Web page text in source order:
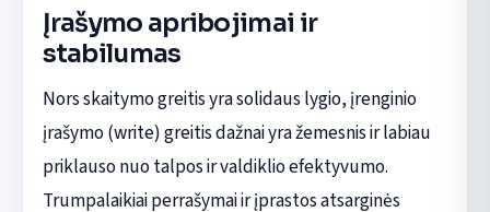
Įrašymo apribojimai ir
stabilumas
Nors skaitymo greitis yra solidaus lygio, įrenginio
įrašymo (write) greitis dažnai yra žemesnis ir labiau
priklauso nuo talpos ir valdiklio efektyvumo.
Trumpalaikiai perrašymai ir įprastos atsarginės